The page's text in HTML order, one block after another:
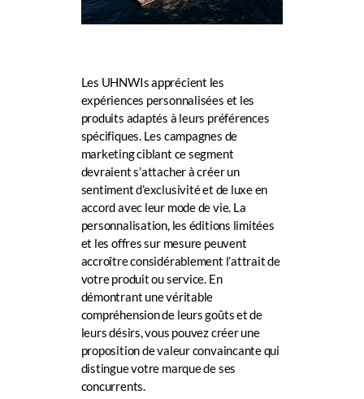
Les UHNWIs apprécient les
expériences personnalisées et les
produits adaptés à leurs préférences
spécifiques. Les campagnes de
marketing ciblant ce segment
devraient s’attacher à créer un
sentiment d’exclusivité et de luxe en
accord avec leur mode de vie. La
personnalisation, les éditions limitées
et les offres sur mesure peuvent
accroître considérablement l’attrait de
votre produit ou service. En
démontrant une véritable
compréhension de leurs goûts et de
leurs désirs, vous pouvez créer une
proposition de valeur convaincante qui
distingue votre marque de ses
concurrents.